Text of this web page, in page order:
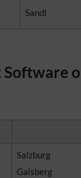
Sandl
Software
Salzburg
Gaisberg